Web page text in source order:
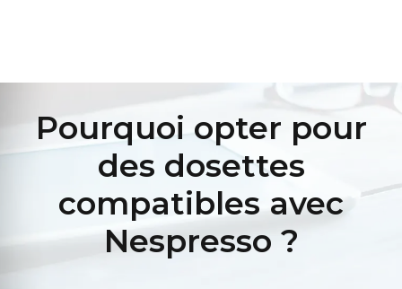
Pourquoi opter pour
des dosettes
compatibles avec
Nespresso ?